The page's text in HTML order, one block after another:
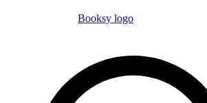
Booksy logo